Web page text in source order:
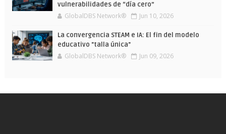
vulnerabilidades de “día cero”
GlobalDBS Network® Jun 10, 2026
La convergencia STEAM e IA: El fin del modelo
educativo "talla única"
GlobalDBS Network® Jun 09, 2026